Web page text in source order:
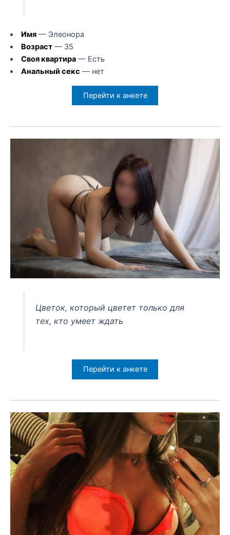
Имя— Элеонора
Возраст— 35
Своя квартира— Есть
Анальный секс — нет
Перейти к анкете
Цветок, который цветет только для
тех, кто умеет ждать
Перейти к анкете